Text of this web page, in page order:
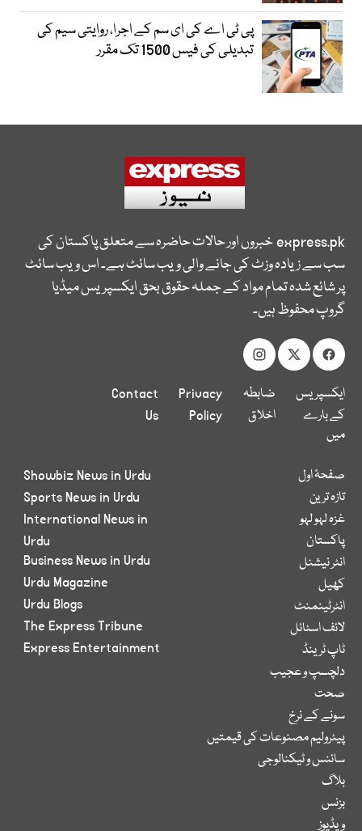
پی ٹی اے کی ای سم کے اجرا، روایتی سیم کی
تبدیلی کی فیس 1500 تک مقرر
express.pkخبروں اور حالات حاضرہ سے متعلق پاکستان کی
سب سے زیادہ وزٹ کی جانے والی ویب سائٹ ہے۔ اس ویب سائٹ
پر شائع شدہ تمام مواد کے جملہ حقوق بحق ایکسپریس میڈیا
گروپ محفوظ ہیں۔
ایکسپریس
کے بارے
میں
ضابطہ
اخلاق
Privacy
Policy
Contact
Us
صفحۂ اول
تازہ ترین
غزہ لہو لہو
پاکستان
انٹر نیشنل
کھیل
انٹرٹینمنٹ
لائف اسٹائل
ٹاپ ٹرینڈ
دلچسپ و عجیب
صحت
سونے کے نرخ
پیٹرولیم مصنوعات کی قیمتیں
سائنس و ٹیکنالوجی
بلاگ
بزنس
ویڈیوز
Showbiz News in Urdu
Sports News in Urdu
International News in
Urdu
Business News in Urdu
Urdu Magazine
Urdu Blogs
The Express Tribune
Express Entertainment